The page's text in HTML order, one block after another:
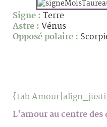
Signe : Terre
Astre : Vénus
Opposé polaire :
{tab
L'amour au centre des